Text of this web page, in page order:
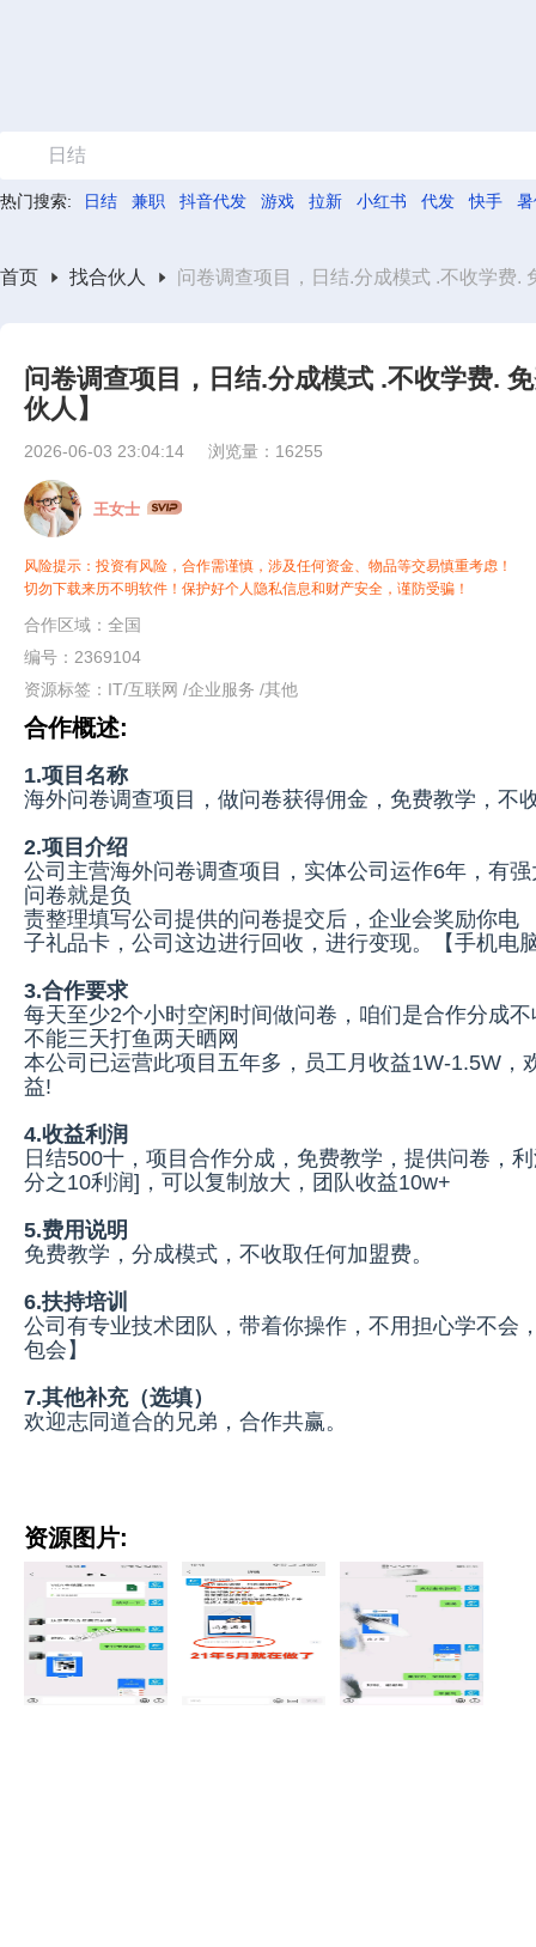
日结
热门搜索: 日结 兼职 抖音代发 游戏 拉新 小红书 代发 快手
首页 找合伙人 问卷调查项目，日结.分成模式 .不收学费.
问卷调查项目，日结.分成模式 .不收学费.
伙人】
2026-06-03 23:04:14 浏览量：16255
王女士
风险提示：投资有风险，合作需谨慎，涉及任何资金、物品等交易慎重考虑！
切勿下载来历不明软件！保护好个人隐私信息和财产安全，谨防受骗！
合作区域：全国
编号：2369104
资源标签： IT/互联网 /企业服务 /其他
合作概述:
1.项目名称
海外问卷调查项目，做问卷获得佣金，免费教学，不
2.项目介绍
公司主营海外问卷调查项目，实体公司运作6年，有
问卷就是负
责整理填写公司提供的问卷提交后，企业会奖励你电
子礼品卡，公司这边进行回收，进行变现。【手机电
3.合作要求
每天至少2个小时空闲时间做问卷，咱们是合作分成
不能三天打鱼两天晒网
本公司已运营此项目五年多，员工月收益1W-1.5W
益!
4.收益利润
日结500十，项目合作分成，免费教学，提供问卷，
分之10利润]，可以复制放大，团队收益10w+
5.费用说明
免费教学，分成模式，不收取任何加盟费。
6.扶持培训
公司有专业技术团队，带着你操作，不用担心学不会
包会】
7.其他补充（选填）
欢迎志同道合的兄弟，合作共赢。
资源图片: